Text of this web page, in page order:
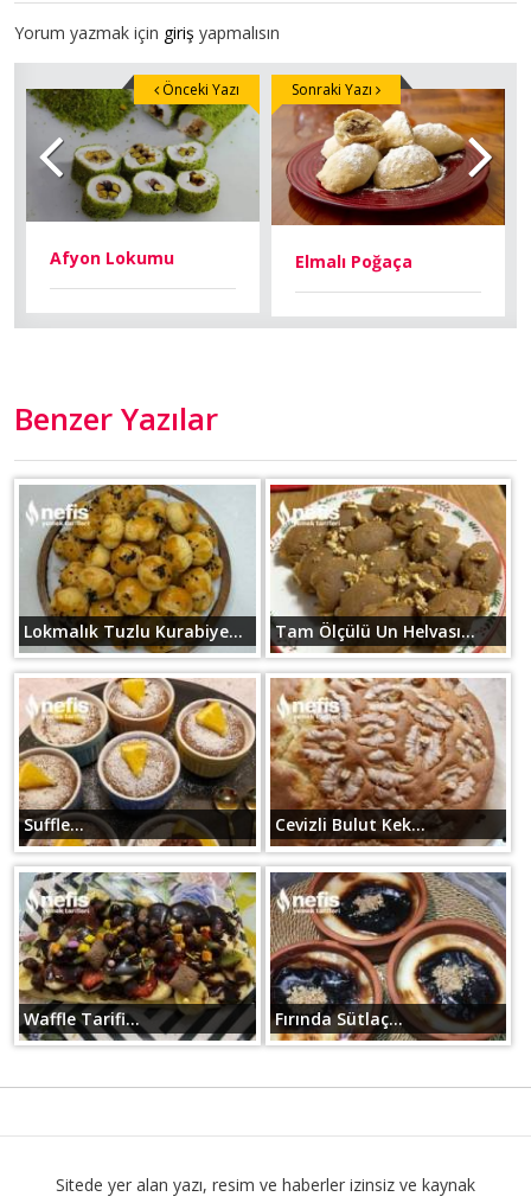
Yorum yazmak için giriş yapmalısın
Afyon Lokumu
Önceki Yazı
Elmalı Poğaça
Sonraki Yazı
Benzer Yazılar
Lokmalık Tuzlu Kurabiye... Tam Ölçülü Un Helvası...
Suffle... Cevizli Bulut Kek...
Waffle Tarifi... Fırında Sütlaç...
Sitede yer alan yazı, resim ve haberler izinsiz ve kaynak